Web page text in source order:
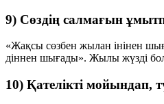
9) Сөздің салмағын
«Жақсы сөзбен жылан інінен
діннен шығады». Жылы жүзді
10) Қателікті мойындап,